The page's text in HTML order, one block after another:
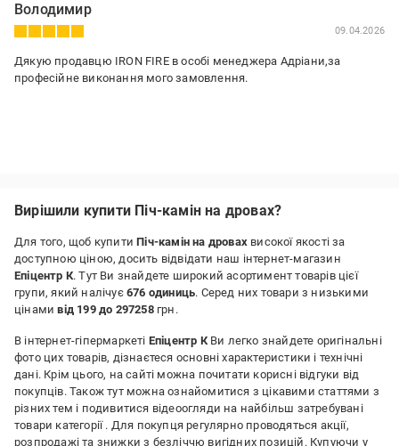
Володимир
09.04.2026
Дякую продавцю IRON FIRE в особі менеджера Адріани,за
професійне виконання мого замовлення.
Вирішили купити Піч-камін на дровах?
Для того, щоб купитиПіч-камін на дровах високої якості за
доступною ціною, досить відвідати наш інтернет-магазин
Епіцентр К. Тут Ви знайдете широкий асортимент товарів цієї
групи, який налічує 676 одиниць. Серед них товари з низькими
цінамивід 199 до 297258грн.
В інтернет-гіпермаркеті Епіцентр КВи легко знайдете оригінальні
фото цих товарів, дізнаєтеся основні характеристики і технічні
дані. Крім цього, на сайті можна почитати корисні відгуки від
покупців. Також тут можна ознайомитися з цікавими статтями з
різних тем і подивитися відеоогляди на найбільш затребувані
товари категорії . Для покупця регулярно проводяться акції,
розпродажі та знижки з безліччю вигідних позицій. Купуючи у